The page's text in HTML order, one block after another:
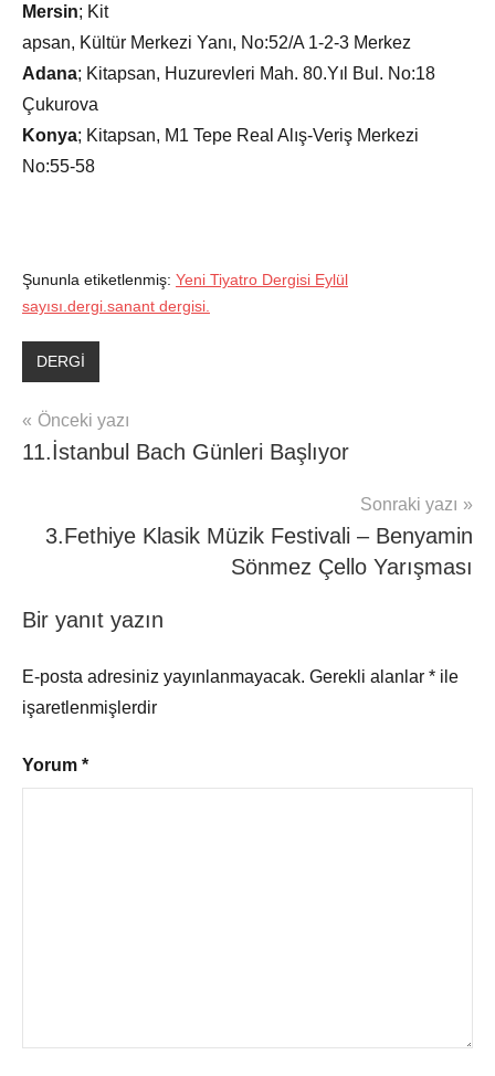
Mersin; Kit
apsan, Kültür Merkezi Yanı, No:52/A 1-2-3 Merkez
Adana; Kitapsan, Huzurevleri Mah. 80.Yıl Bul. No:18
Çukurova
Konya; Kitapsan, M1 Tepe Real Alış-Veriş Merkezi
No:55-58
Şununla etiketlenmiş: Yeni Tiyatro Dergisi Eylül
sayısı.dergi.sanant dergisi.
DERGİ
Yazı
gezinmesi
Önceki yazı
11.İstanbul Bach Günleri Başlıyor
Sonraki yazı
3.Fethiye Klasik Müzik Festivali – Benyamin
Sönmez Çello Yarışması
Bir yanıt yazın
E-posta adresiniz yayınlanmayacak. Gerekli alanlar * ile
işaretlenmişlerdir
Yorum *